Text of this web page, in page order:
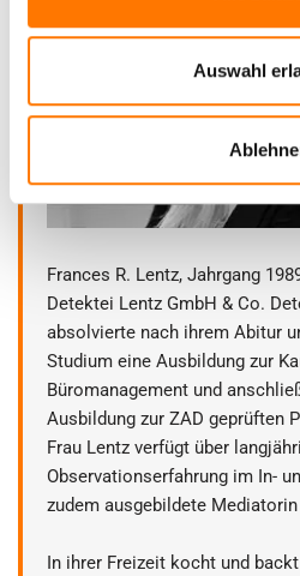
Auswahl
Frances R. Lentz, Jahrgang
Detektei Lentz GmbH & Co.
absolvierte nach ihrem Abitur
Studium eine Ausbildung zur
Büromanagement und
Ausbildung zur ZAD geprüften
Frau Lentz verfügt über
Observationserfahrung im In-
zudem ausgebildete Mediatorin
In ihrer Freizeit kocht und